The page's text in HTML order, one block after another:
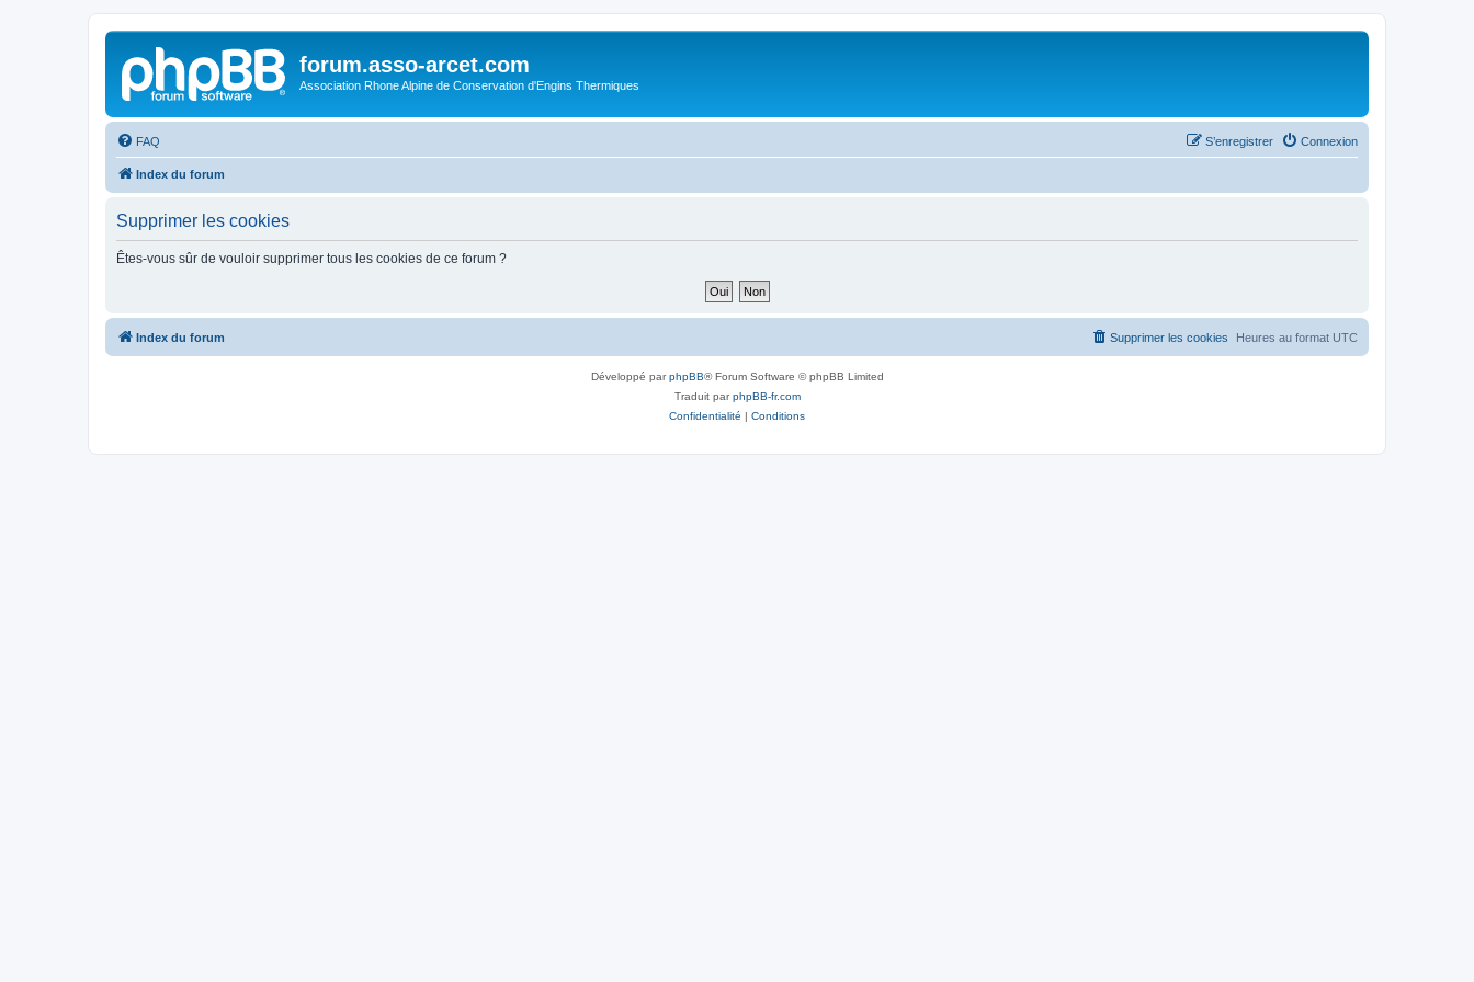
forum.asso-arcet.com
Association Rhone Alpine de Conservation d'Engins Thermiques
FAQ Connexion
S’enregistrer
Index du forum
Supprimer les cookies
Êtes-vous sûr de vouloir supprimer tous les cookies de ce forum ?
Index du forum Heures au format UTC
Supprimer les cookies
Développé parphpBB® Forum Software © phpBB Limited
Traduit parphpBB-fr.com
Confidentialité | Conditions